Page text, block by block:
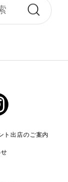
ト出店のご案内